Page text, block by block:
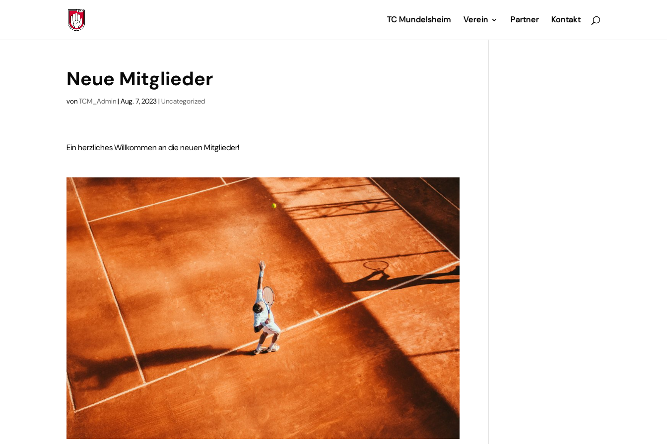
TC Mundelsheim Verein Partner Kontakt
Neue Mitglieder
vonTCM_Admin|Aug. 7, 2023|Uncategorized
Ein herzliches Willkommen an die neuen Mitglieder!